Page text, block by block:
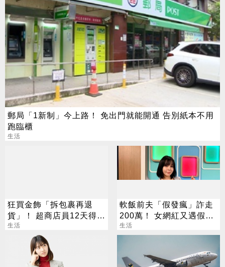
郵局「1新制」今上路！ 免出門就能開通 告別紙本不用
跑臨櫃
生活
狂買金飾「拆包裹再退
貨」！ 超商店員12天得手
39萬 下場出爐
生活
軟飯前夫「假發瘋」詐走
200萬！ 女網紅又遇假富
豪 養套殺噴2千萬
生活